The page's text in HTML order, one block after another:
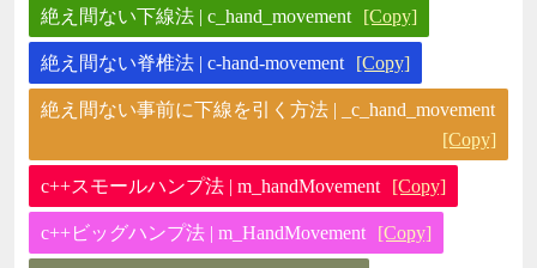
絶え間ない下線法 | c_hand_movement [Copy]
絶え間ない脊椎法 | c-hand-movement [Copy]
絶え間ない事前に下線を引く方法 | _c_hand_movement
[Copy]
c++スモールハンプ法 | m_handMovement [Copy]
c++ビッグハンプ法 | m_HandMovement [Copy]